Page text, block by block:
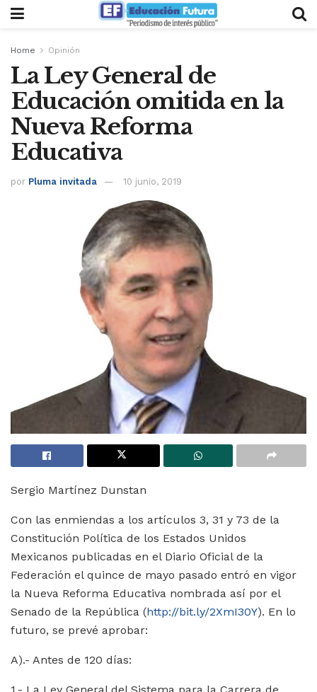
Home Opinión
La Ley General de
Educación omitida en la
Nueva Reforma
Educativa
por Pluma invitada 10 junio, 2019
Sergio Martínez Dunstan
Con las enmiendas a los artículos 3, 31 y 73 de la
Constitución Política de los Estados Unidos
Mexicanos publicadas en el Diario Oficial de la
Federación el quince de mayo pasado entró en vigor
la Nueva Reforma Educativa nombrada así por el
Senado de la República (http://bit.ly/2XmI30Y). En lo
futuro, se prevé aprobar:
A).- Antes de 120 días: